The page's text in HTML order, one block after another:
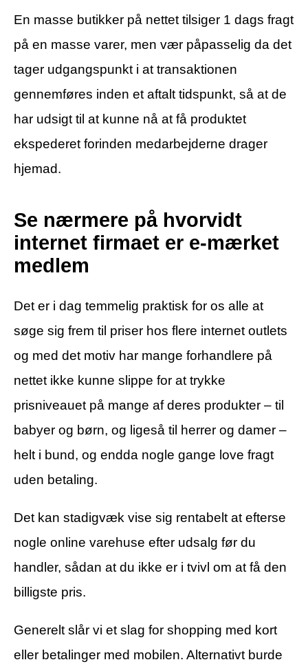
En masse butikker på nettet tilsiger 1 dags fragt
på en masse varer, men vær påpasselig da det
tager udgangspunkt i at transaktionen
gennemføres inden et aftalt tidspunkt, så at de
har udsigt til at kunne nå at få produktet
ekspederet forinden medarbejderne drager
hjemad.
Se nærmere på hvorvidt
internet firmaet er e-mærket
medlem
Det er i dag temmelig praktisk for os alle at
søge sig frem til priser hos flere internet outlets
og med det motiv har mange forhandlere på
nettet ikke kunne slippe for at trykke
prisniveauet på mange af deres produkter – til
babyer og børn, og ligeså til herrer og damer –
helt i bund, og endda nogle gange love fragt
uden betaling.
Det kan stadigvæk vise sig rentabelt at efterse
nogle online varehuse efter udsalg før du
handler, sådan at du ikke er i tvivl om at få den
billigste pris.
Generelt slår vi et slag for shopping med kort
eller betalinger med mobilen. Alternativt burde